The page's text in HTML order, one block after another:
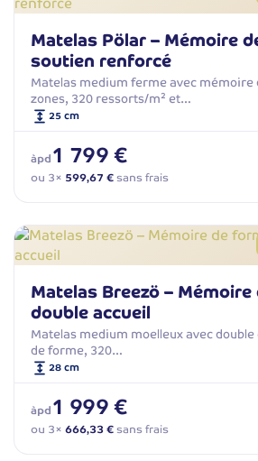
Matelas Pölar – Mémoire
soutien renforcé
Matelas medium ferme avec mémoire
zones, 320 ressorts/m² et…
25 cm
àpd1 799 €
ou 3× 599,67 €sans frais
Matelas Breezö –
double accueil
Matelas medium moelleux avec
de forme, 320…
28 cm
àpd1 999 €
ou 3× 666,33 €sans frais